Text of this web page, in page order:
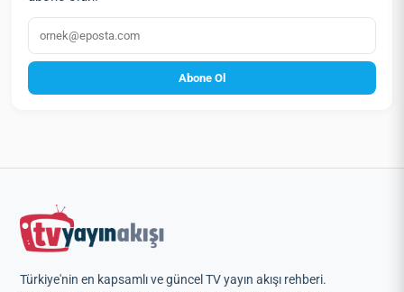
E‑posta
Abone Ol
Türkiye'nin en kapsamlı ve güncel TV yayın akışı rehberi.